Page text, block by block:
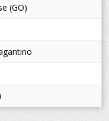
(GO)